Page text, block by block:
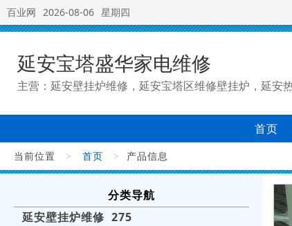
百业网 2026-08-06 星期四
延安宝塔盛华家电维修
主营：延安壁挂炉维修，延安宝塔区维修壁挂炉，延安
首页
当前位置 > 首页 > 产品信息
分类导航
延安壁挂炉维修 275